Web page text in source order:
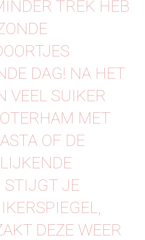
Webshop
Contact
TREK HEB
DAG! NA HET
VEEL SUIKER
MET
OF DE
STIJGT JE
DEZE WEER